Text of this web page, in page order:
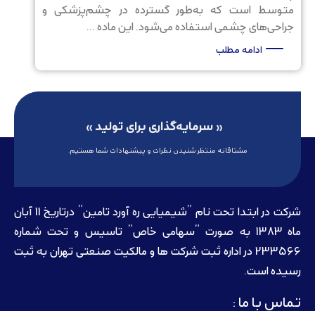
متوسط است که به‌طور گسترده در چشم‌پزشکی و
جراحی‌های چشمی استفاده می‌شود. این ماده ...
ادامه مطلب
« سرمایه‌گذاری برای تولید »
مشتاقانه منتظر شنیدن نظرات و پیشنهادات شما هستیم.
شرکت در ابتدا تحت نام ”شیمیایی ره آورد تامين” درتاريخ 11 آبان
ماه 1383 به صورت “سهامی خاص” تاسيس و تحت شماره
233566 در اداره ثبت شرکت ها و مالکيت صنعتی تهران به ثبت
رسيده است.
تماس با ما :